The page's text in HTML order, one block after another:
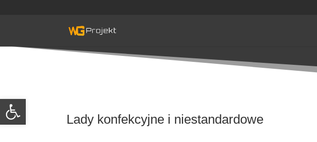
Otwórz pasek narzędzi
Lady konfekcyjne i niestandardowe